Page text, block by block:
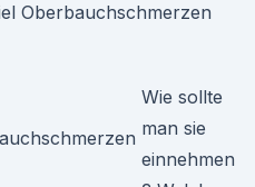
Oberbauchschmerzen
Wie sollte
man sie
einnehmen